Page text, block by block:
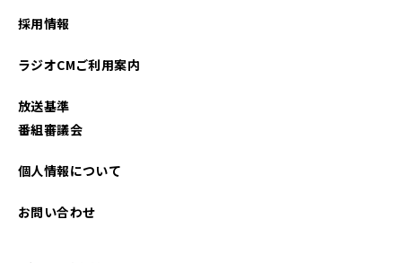
2022年11月
採用情報
ラジオCMご利用案内
放送基準
番組審議会
個人情報について
お問い合わせ